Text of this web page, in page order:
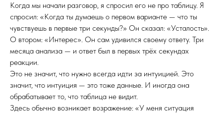
Когда мы начали разговор, я спросил его не про таблицу. Я
спросил: «Когда ты думаешь о первом варианте — что ты
чувствуешь в первые три секунды?» Он сказал: «Усталость».
О втором: «Интерес». Он сам удивился своему ответу. Три
месяца анализа — и ответ был в первых трёх секундах
реакции.
Это не значит, что нужно всегда идти за интуицией. Это
значит, что интуиция — это тоже данные. И иногда она
обрабатывает то, что таблица не видит.
Здесь обычно возникает возражение: «У меня ситуация